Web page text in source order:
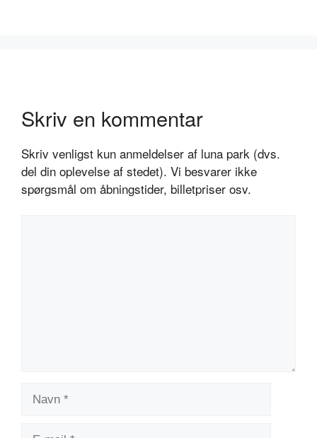
Skriv en kommentar
Skriv venligst kun anmeldelser af luna park (dvs.
del din oplevelse af stedet). Vi besvarer ikke
spørgsmål om åbningstider, billetpriser osv.
Navn